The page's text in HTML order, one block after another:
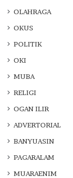
OLAHRAGA
OKUS
POLITIK
OKI
MUBA
RELIGI
OGAN ILIR
ADVERTORIAL
BANYUASIN
PAGARALAM
MUARAENIM